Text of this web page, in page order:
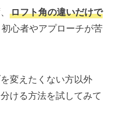
ロフト角の違いだけで
心者やアプローチが苦
変えたくない方以外
ける方法を試してみて